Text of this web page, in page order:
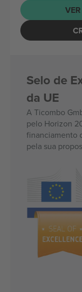
Selo de
da UE
A Ticombo
pelo Horizon
financiamento
pela sua